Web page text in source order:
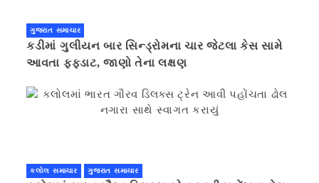
ગુજરાત સમાચાર
કડીમાં ગુલીયન બાર સિન્ડ્રોમના ચાર જેટલા કેસ સામે
આવતા ફફડાટ, જાણો તેના લક્ષણ
કલોલ સમાચાર ગુજરાત સમાચાર